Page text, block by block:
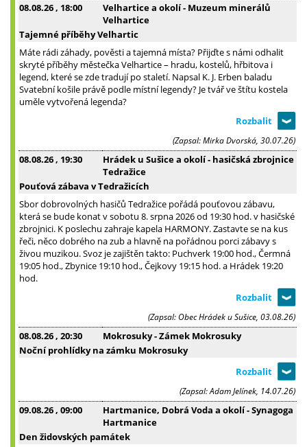
08.08.26 , 18:00
Velhartice a okolí - Muzeum minerálů
Velhartice
Tajemné příběhy Velhartic
Máte rádi záhady, pověsti a tajemná místa? Přijďte s námi odhalit
skryté příběhy městečka Velhartice – hradu, kostelů, hřbitova i
legend, které se zde tradují po staletí. Napsal K. J. Erben baladu
Svatební košile právě podle místní legendy? Je tvář ve štítu kostela
uměle vytvořená legenda?
(Zapsal: Mirka Dvorská, 30.07.26)
08.08.26 , 19:30
Hrádek u Sušice a okolí - hasičská zbrojnice
Tedražice
Pouťová zábava v Tedražicích
Sbor dobrovolných hasičů Tedražice pořádá pouťovou zábavu,
která se bude konat v sobotu 8. srpna 2026 od 19:30 hod. v hasičské
zbrojnici. K poslechu zahraje kapela HARMONY. Zastavte se na kus
řeči, něco dobrého na zub a hlavně na pořádnou porci zábavy s
živou muzikou. Svoz je zajištěn takto: Puchverk 19:00 hod., Čermná
19:05 hod., Zbynice 19:10 hod., Čejkovy 19:15 hod. a Hrádek 19:20
hod.
(Zapsal: Obec Hrádek u Sušice, 03.08.26)
08.08.26 , 20:30
Mokrosuky - Zámek Mokrosuky
Noční prohlídky na zámku Mokrosuky
(Zapsal: Adam Jelínek, 14.07.26)
09.08.26 , 09:00
Hartmanice, Dobrá Voda a okolí - Synagoga
Hartmanice
Den židovských památek